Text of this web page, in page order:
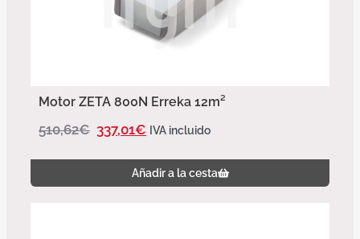
Motor ZETA 800N Erreka 12m²
510,62€ 337,01€ IVA incluido
Añadir a la cesta